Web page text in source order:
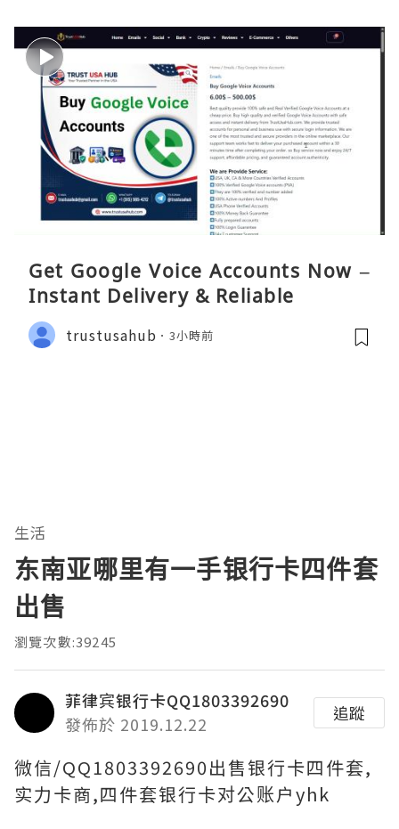
Get Google Voice Accounts Now –
Instant Delivery & Reliable
trustusahub 3小時前
生活
东南亚哪里有一手银行卡四件套
出售
瀏覽次數:39245
菲律宾银行卡QQ1803392690
發佈於 2019.12.22
追蹤
微信/QQ1803392690出售银行卡四件套,
实力卡商,四件套银行卡对公账户yhk